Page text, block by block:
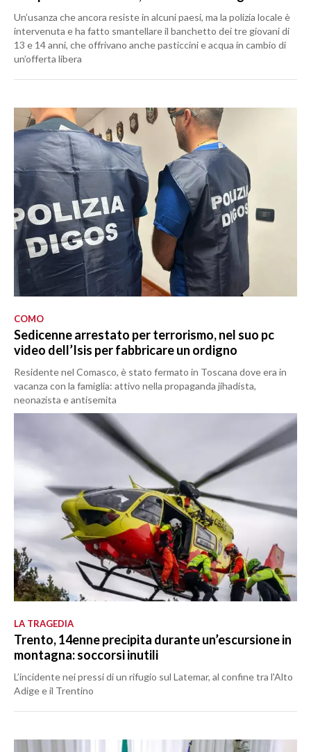
Un’usanza che ancora resiste in alcuni paesi, ma la polizia locale è
intervenuta e ha fatto smantellare il banchetto dei tre giovani di
13 e 14 anni, che offrivano anche pasticcini e acqua in cambio di
un’offerta libera
COMO
Sedicenne arrestato per terrorismo, nel suo pc
video dell’Isis per fabbricare un ordigno
Residente nel Comasco, è stato fermato in Toscana dove era in
vacanza con la famiglia: attivo nella propaganda jihadista,
neonazista e antisemita
LA TRAGEDIA
Trento, 14enne precipita durante un’escursione in
montagna: soccorsi inutili
L’incidente nei pressi di un rifugio sul Latemar, al confine tra l'Alto
Adige e il Trentino